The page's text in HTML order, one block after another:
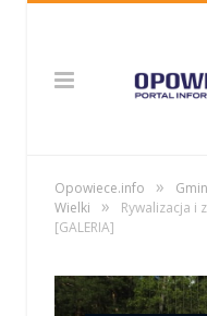
Opowiece.info »
Wielki
»
Rywalizacja i
[GALERIA]